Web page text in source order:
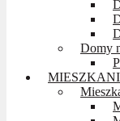
Domy